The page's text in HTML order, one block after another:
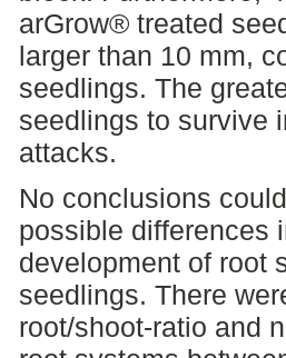
arGrow® treated
larger than 10 mm,
seedlings. The
seedlings to survive
attacks.
No conclusions
possible differences
development of root
seedlings. There
root/shoot-ratio and